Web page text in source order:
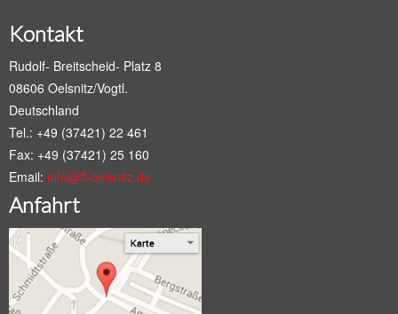
Kontakt
Rudolf- Breitscheid- Platz 8
08606 Oelsnitz/Vogtl.
Deutschland
Tel.: +49 (37421) 22 461
Fax: +49 (37421) 25 160
Email: info@ff-oelsnitz.de
Anfahrt